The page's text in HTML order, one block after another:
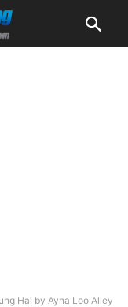
Hai by Ayna Loo Alley